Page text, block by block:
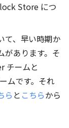
Store につ
て、早い時期か
があります。そ
チームと
ムです。それ
ら と こちらから